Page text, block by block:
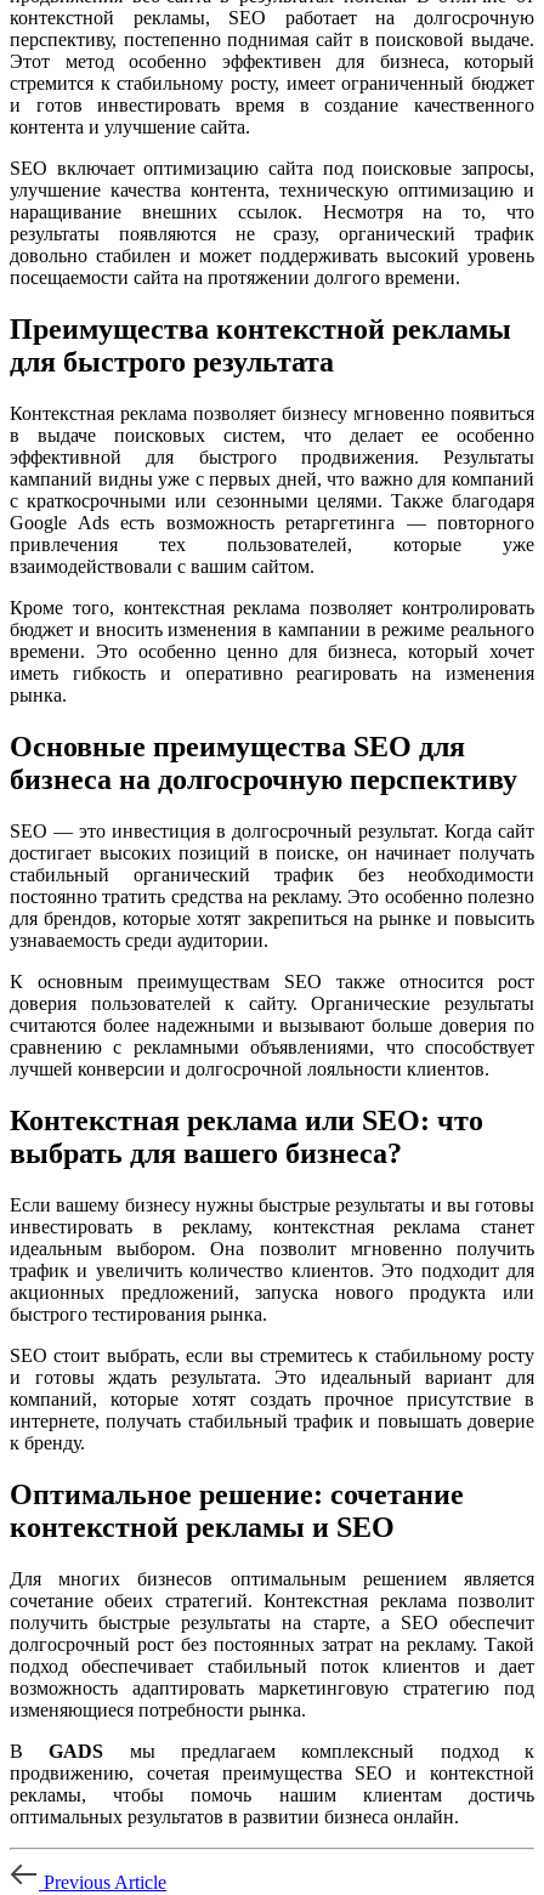
контекстной рекламы, SEO работает на долгосрочную
перспективу, постепенно поднимая сайт в поисковой выдаче.
Этот метод особенно эффективен для бизнеса, который
стремится к стабильному росту, имеет ограниченный бюджет
и готов инвестировать время в создание качественного
контента и улучшение сайта.
SEO включает оптимизацию сайта под поисковые запросы,
улучшение качества контента, техническую оптимизацию и
наращивание внешних ссылок. Несмотря на то, что
результаты появляются не сразу, органический трафик
довольно стабилен и может поддерживать высокий уровень
посещаемости сайта на протяжении долгого времени.
Преимущества контекстной рекламы
для быстрого результата
Контекстная реклама позволяет бизнесу мгновенно появиться
в выдаче поисковых систем, что делает ее особенно
эффективной для быстрого продвижения. Результаты
кампаний видны уже с первых дней, что важно для компаний
с краткосрочными или сезонными целями. Также благодаря
Google Ads есть возможность ретаргетинга — повторного
привлечения тех пользователей, которые уже
взаимодействовали с вашим сайтом.
Кроме того, контекстная реклама позволяет контролировать
бюджет и вносить изменения в кампании в режиме реального
времени. Это особенно ценно для бизнеса, который хочет
иметь гибкость и оперативно реагировать на изменения
рынка.
Основные преимущества SEO для
бизнеса на долгосрочную перспективу
SEO — это инвестиция в долгосрочный результат. Когда сайт
достигает высоких позиций в поиске, он начинает получать
стабильный органический трафик без необходимости
постоянно тратить средства на рекламу. Это особенно полезно
для брендов, которые хотят закрепиться на рынке и повысить
узнаваемость среди аудитории.
К основным преимуществам SEO также относится рост
доверия пользователей к сайту. Органические результаты
считаются более надежными и вызывают больше доверия по
сравнению с рекламными объявлениями, что способствует
лучшей конверсии и долгосрочной лояльности клиентов.
Контекстная реклама или SEO: что
выбрать для вашего бизнеса?
Если вашему бизнесу нужны быстрые результаты и вы готовы
инвестировать в рекламу, контекстная реклама станет
идеальным выбором. Она позволит мгновенно получить
трафик и увеличить количество клиентов. Это подходит для
акционных предложений, запуска нового продукта или
быстрого тестирования рынка.
SEO стоит выбрать, если вы стремитесь к стабильному росту
и готовы ждать результата. Это идеальный вариант для
компаний, которые хотят создать прочное присутствие в
интернете, получать стабильный трафик и повышать доверие
к бренду.
Оптимальное решение: сочетание
контекстной рекламы и SEO
Для многих бизнесов оптимальным решением является
сочетание обеих стратегий. Контекстная реклама позволит
получить быстрые результаты на старте, а SEO обеспечит
долгосрочный рост без постоянных затрат на рекламу. Такой
подход обеспечивает стабильный поток клиентов и дает
возможность адаптировать маркетинговую стратегию под
изменяющиеся потребности рынка.
ВGADS мы предлагаем комплексный подход к
продвижению, сочетая преимущества SEO и контекстной
рекламы, чтобы помочь нашим клиентам достичь
оптимальных результатов в развитии бизнеса онлайн.
Previous Article